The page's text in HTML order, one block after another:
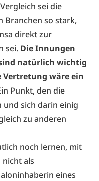
sei die
Branchen so stark,
direkt zur
sei. Die Innungen
natürlich wichtig
Vertretung wäre ein
Punkt, den die
und sich darin einig
zu anderen
noch lernen, mit
nicht als
eines